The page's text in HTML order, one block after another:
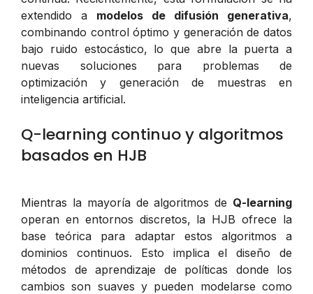
extendido a modelos de difusión generativa,
combinando control óptimo y generación de datos
bajo ruido estocástico, lo que abre la puerta a
nuevas soluciones para problemas de
optimización y generación de muestras en
inteligencia artificial.
Q-learning continuo y algoritmos
basados en HJB
Mientras la mayoría de algoritmos de Q-learning
operan en entornos discretos, la HJB ofrece la
base teórica para adaptar estos algoritmos a
dominios continuos. Esto implica el diseño de
métodos de aprendizaje de políticas donde los
cambios son suaves y pueden modelarse como